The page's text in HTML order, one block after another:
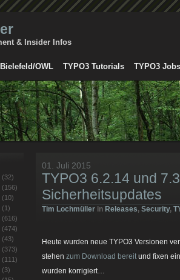
& Insider Infos
OWL TYPO3 Tutorials TYPO3 Jobs
01. Juli 2015
TYPO3 6.2.14 und
Sicherheitsupdates
Tim Lochmüller in Releases, Security,
Heute wurden neue TYPO3 Versionen
stehen zum Download bereitund fixen
wurden korrigiert…
(32)
(156)
(10)
(1)
(616)
(474)
(43)
(373)
(111)
(3)